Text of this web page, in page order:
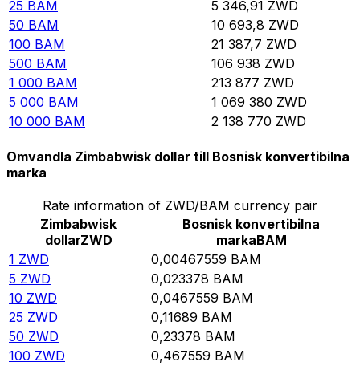
25 BAM 5 346,91 ZWD
50 BAM 10 693,8 ZWD
100 BAM 21 387,7 ZWD
500 BAM 106 938 ZWD
1 000 BAM 213 877 ZWD
5 000 BAM 1 069 380 ZWD
10 000 BAM 2 138 770 ZWD
Omvandla Zimbabwisk dollar till Bosnisk konvertibilna
marka
Rate information of ZWD/BAM currency pair
Zimbabwisk
dollarZWD
Bosnisk konvertibilna
markaBAM
1 ZWD 0,00467559 BAM
5 ZWD 0,023378 BAM
10 ZWD 0,0467559 BAM
25 ZWD 0,11689 BAM
50 ZWD 0,23378 BAM
100 ZWD 0,467559 BAM